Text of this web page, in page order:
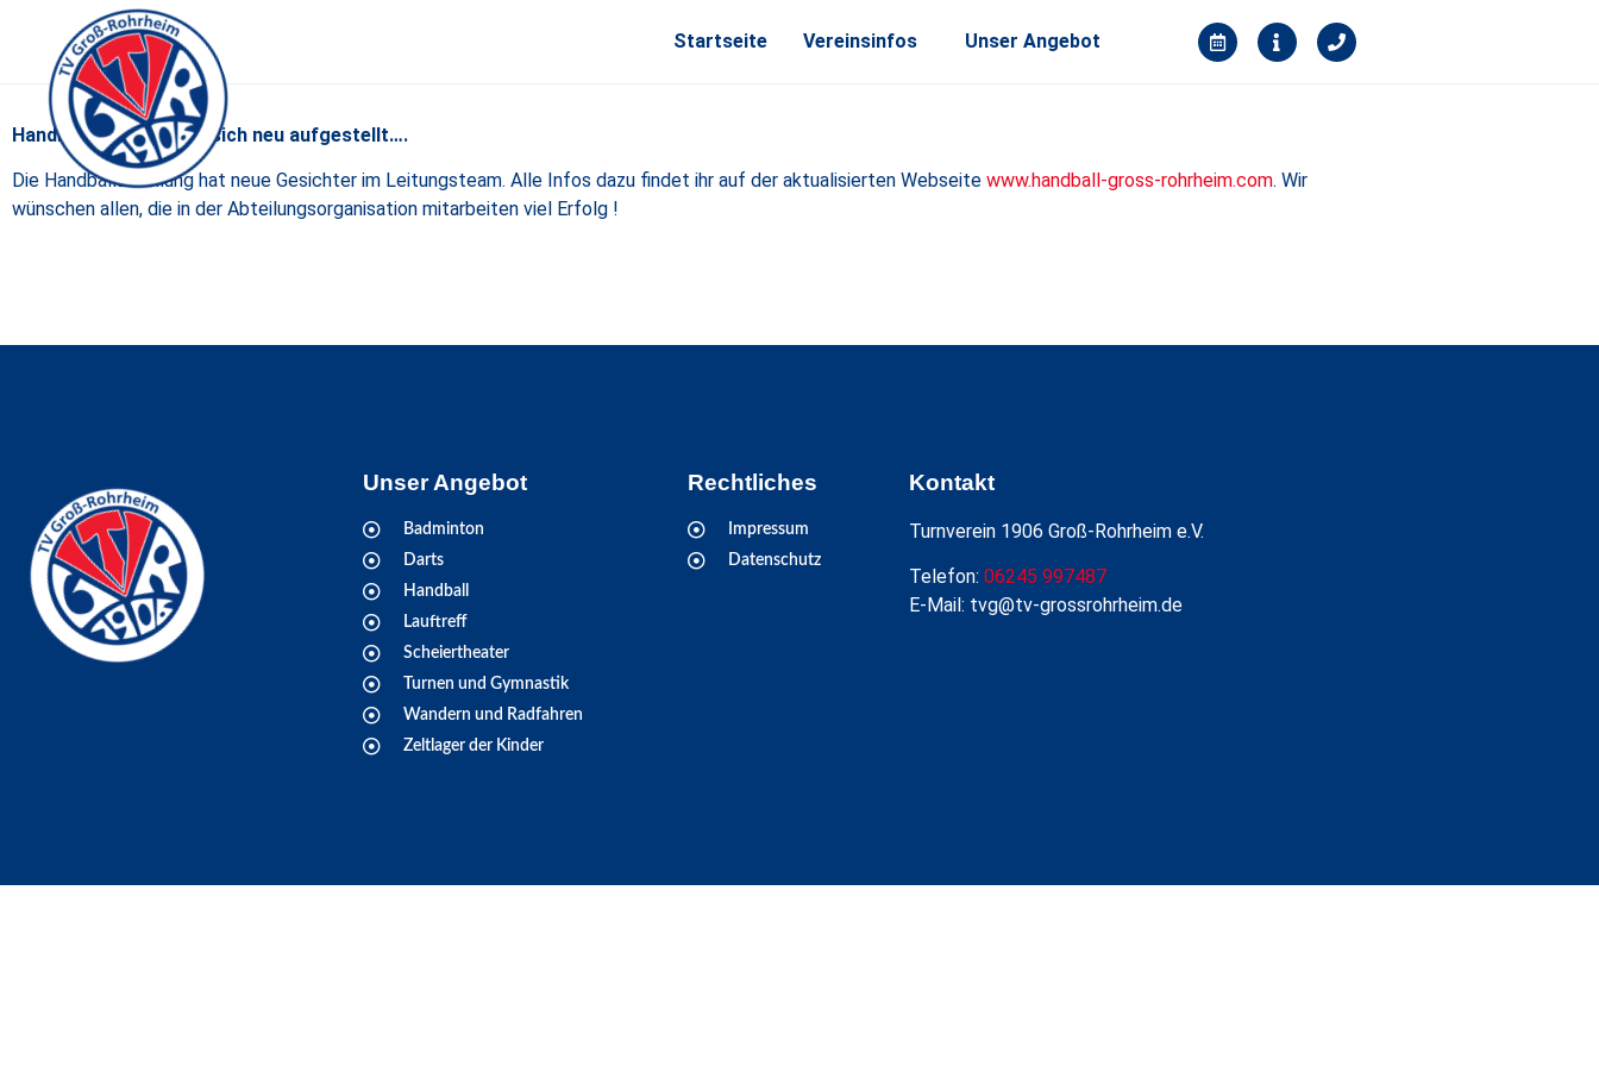
Startseite Vereinsinfos Unser Angebot
Handballabteilung hat sich neu aufgestellt….
Die Handballabteilung hat neue Gesichter im Leitungsteam. Alle Infos dazu findet ihr auf der aktualisierten Webseite www.handball-gross-rohrheim.com. Wir
wünschen allen, die in der Abteilungsorganisation mitarbeiten viel Erfolg !
Unser Angebot
Badminton
Darts
Handball
Lauftreff
Scheiertheater
Turnen und Gymnastik
Wandern und Radfahren
Zeltlager der Kinder
Rechtliches
Impressum
Datenschutz
Kontakt
Turnverein 1906 Groß-Rohrheim e.V.
Telefon: 06245 997487
E-Mail: tvg@tv-grossrohrheim.de